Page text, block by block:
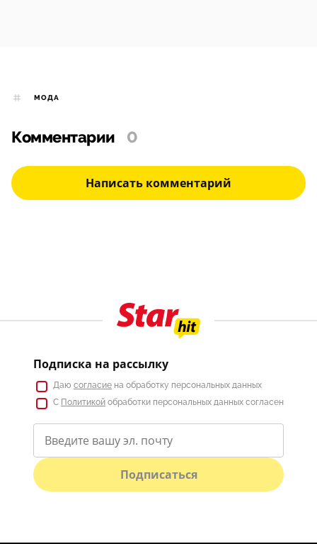
МОДА
Комментарии 0
Написать комментарий
Подписка на рассылку
Даю согласие на обработку персональных данных
С Политикой обработки персональных данных согласен
Подписаться